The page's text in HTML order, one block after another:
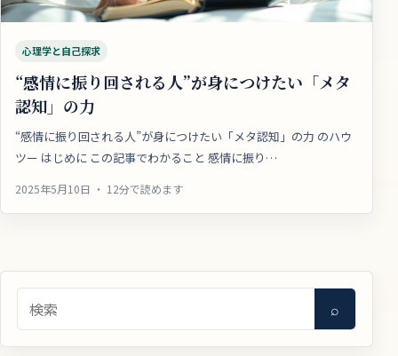
心理学と自己探求
“感情に振り回される人”が身につけたい「メタ
認知」の力
“感情に振り回される人”が身につけたい「メタ認知」の力 のハウ
ツー はじめに この記事でわかること 感情に振り…
2025年5月10日 ・ 12分で読めます
検索 ⌕